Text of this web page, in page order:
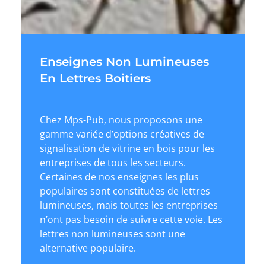
Enseignes Non Lumineuses
En Lettres Boitiers
Chez Mps-Pub, nous proposons une
gamme variée d’options créatives de
signalisation de vitrine en bois pour les
entreprises de tous les secteurs.
Certaines de nos enseignes les plus
populaires sont constituées de lettres
lumineuses, mais toutes les entreprises
n’ont pas besoin de suivre cette voie. Les
lettres non lumineuses sont une
alternative populaire.